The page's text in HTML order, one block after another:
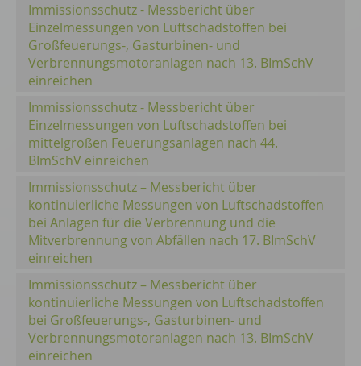
Immissionsschutz - Messbericht über
Einzelmessungen von Luftschadstoffen bei
Großfeuerungs-, Gasturbinen- und
Verbrennungsmotoranlagen nach 13. BImSchV
einreichen
Immissionsschutz - Messbericht über
Einzelmessungen von Luftschadstoffen bei
mittelgroßen Feuerungsanlagen nach 44.
BImSchV einreichen
Immissionsschutz – Messbericht über
kontinuierliche Messungen von Luftschadstoffen
bei Anlagen für die Verbrennung und die
Mitverbrennung von Abfällen nach 17. BImSchV
einreichen
Immissionsschutz – Messbericht über
kontinuierliche Messungen von Luftschadstoffen
bei Großfeuerungs-, Gasturbinen- und
Verbrennungsmotoranlagen nach 13. BImSchV
einreichen